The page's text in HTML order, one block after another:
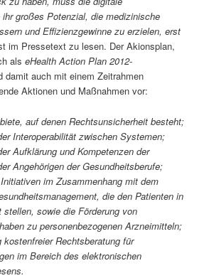
großes Potenzial, die medizinische
und Effizienzgewinne zu erzielen, erst
im Pressetext zu lesen. Der Akionsplan,
alseHealth Action Plan 2012-
damit auch mit einem Zeitrahmen
Aktionen und Maßnahmen vor:
auf denen Rechtsunsicherheit besteht;
Interoperabilität zwischen Systemen;
Aufklärung und Kompetenzen der
Angehörigen der Gesundheitsberufe;
im Zusammenhang mit dem
die den Patienten in
sowie die Förderung von
zu personenbezogenen Arzneimitteln;
kostenfreier Rechtsberatung für
im Bereich des elektronischen